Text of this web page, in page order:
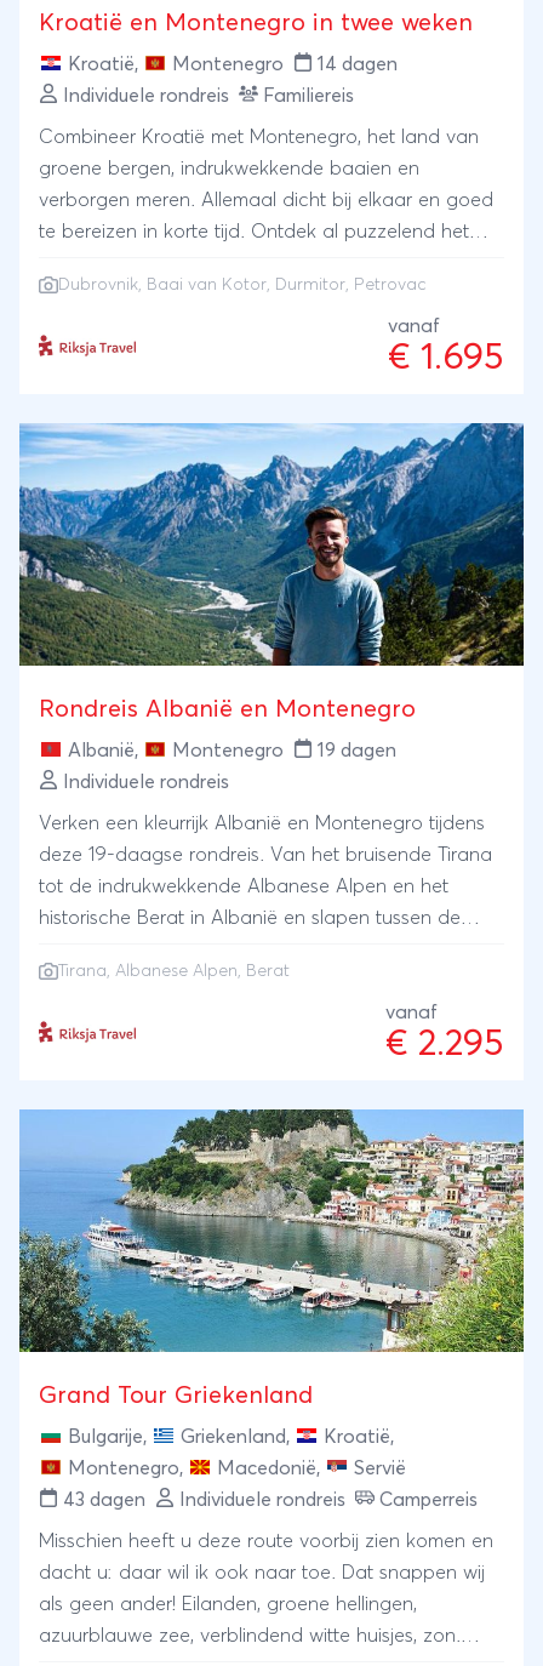
Kroatië en Montenegro in twee weken
Kroatië, Montenegro
14 dagen
Individuele rondreis
Familiereis
Combineer Kroatië met Montenegro, het land van
groene bergen, indrukwekkende baaien en
verborgen meren. Allemaal dicht bij elkaar en goed
te bereizen in korte tijd. Ontdek al puzzelend het
hoogste canyon van Europa, met een speedboat
over de Baai van Kotor, klimmen naar een top in
bergachtig Durmitor en rust uit aan de mooiste
Dubrovnik, Baai van Kotor, Durmitor, Petrovac
vanaf
€ 1.695
Rondreis Albanië en Montenegro
Albanië, Montenegro
19 dagen
Individuele rondreis
Verken een kleurrijk Albanië en Montenegro tijdens
deze 19-daagse rondreis. Van het bruisende Tirana
tot de indrukwekkende Albanese Alpen en het
historische Berat in Albanië en slapen tussen de
regenwoud in Montenegro. De perfecte combinatie
van natuur, strand en cultuur in deze twee
verrassende bestemmingen.
Tirana, Albanese Alpen, Berat
vanaf
€ 2.295
Grand Tour Griekenland
Bulgarije, Griekenland, Kroatië,
Montenegro, Macedonië,
Servië
43 dagen
Individuele rondreis Camperreis
Misschien heeft u deze route voorbij zien komen en
dacht u: daar wil ik ook naar toe. Dat snappen wij
als geen ander! Eilanden, groene hellingen,
azuurblauwe zee, verblindend witte huisjes, zon.